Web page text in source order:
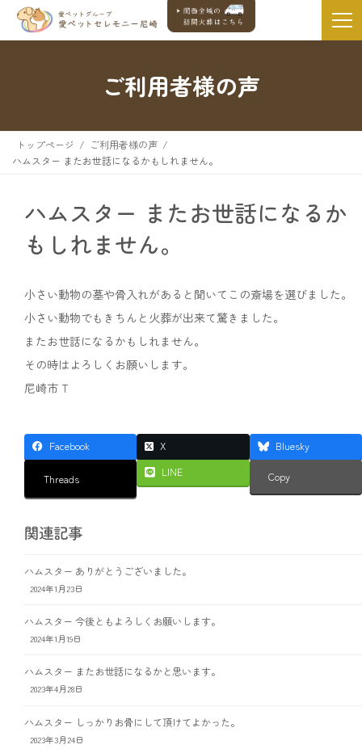
ご利用者様の声
トップページ
ご利用者様の声
ハムスター またお世話になるかもしれません。
ハムスター またお世話になるか
もしれません。
小さい動物の墓や骨入れがあると聞いてこの斎場を選びました。
小さい動物でもきちんと火葬が出来て驚きました。
またお世話になるかもしれません。
その時はよろしくお願いします。
尼崎市 T
Facebook X Bluesky
Threads LINE Copy
関連記事
ハムスター ありがとうございました。
2024年1月23日
ハムスター 今後ともよろしくお願いします。
2024年1月19日
ハムスター またお世話になるかと思います。
2023年4月28日
ハムスター しっかりお骨にして頂けてよかった。
2023年3月24日